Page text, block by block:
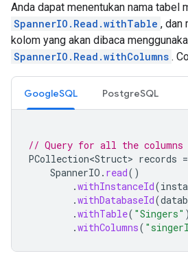
Anda dapat menentukan nama tabel
SpannerIO.Read.withTable , dan
kolom yang akan dibaca
SpannerIO.Read.withColumns .
GoogleSQL PostgreSQL
// Query for all the columns
PCollection<Struct> records =
SpannerIO . read()
.withInstanceId(
.withDatabaseId(
.withTable( "Singers" )
.withColumns(